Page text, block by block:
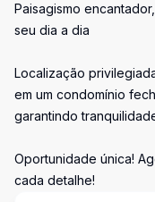
Paisagismo
seu dia a dia
Localização
em um condomínio
garantindo
Oportunidade única!
cada detalhe!